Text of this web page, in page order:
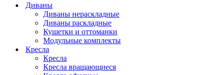
Диваны
Диваны нераскладные
Диваны раскладные
Кушетки и оттоманки
Модульные комплекты
Кресла
Кресла
Кресла вращающиеся